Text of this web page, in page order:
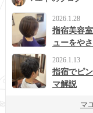
2026.1.28
指宿美容
ューをや
2026.1.13
指宿でピ
マ解説
マ